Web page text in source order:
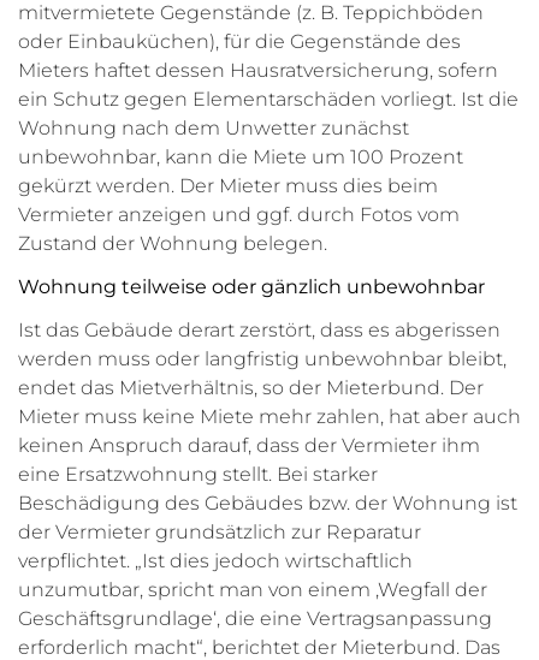
mitvermietete Gegenstände (z. B. Teppichböden
oder Einbauküchen), für die Gegenstände des
Mieters haftet dessen Hausratversicherung, sofern
ein Schutz gegen Elementarschäden vorliegt. Ist die
Wohnung nach dem Unwetter zunächst
unbewohnbar, kann die Miete um 100 Prozent
gekürzt werden. Der Mieter muss dies beim
Vermieter anzeigen und ggf. durch Fotos vom
Zustand der Wohnung belegen.
Wohnung teilweise oder gänzlich unbewohnbar
Ist das Gebäude derart zerstört, dass es abgerissen
werden muss oder langfristig unbewohnbar bleibt,
endet das Mietverhältnis, so der Mieterbund. Der
Mieter muss keine Miete mehr zahlen, hat aber auch
keinen Anspruch darauf, dass der Vermieter ihm
eine Ersatzwohnung stellt. Bei starker
Beschädigung des Gebäudes bzw. der Wohnung ist
der Vermieter grundsätzlich zur Reparatur
verpflichtet. „Ist dies jedoch wirtschaftlich
unzumutbar, spricht man von einem ‚Wegfall der
Geschäftsgrundlage‘, die eine Vertragsanpassung
erforderlich macht“, berichtet der Mieterbund. Das